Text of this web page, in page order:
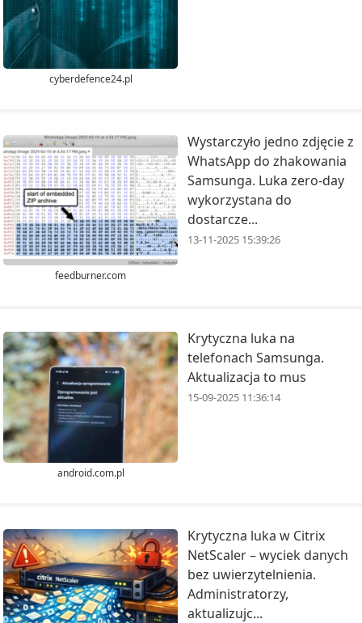
cyberdefence24.pl
feedburner.com
Wystarczyło jedno zdjęcie z
WhatsApp do zhakowania
Samsunga. Luka zero-day
wykorzystana do
dostarcze...
13-11-2025 15:39:26
android.com.pl
Krytyczna luka na
telefonach Samsunga.
Aktualizacja to mus
15-09-2025 11:36:14
Krytyczna luka w Citrix
NetScaler – wyciek danych
bez uwierzytelnienia.
Administratorzy,
aktualizujc...